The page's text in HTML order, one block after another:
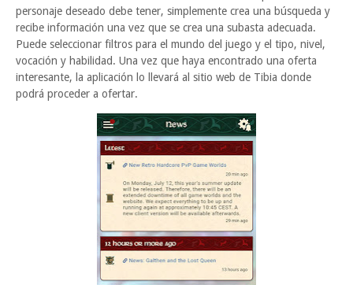
personaje deseado debe tener, simplemente crea una búsqueda y
recibe información una vez que se crea una subasta adecuada.
Puede seleccionar filtros para el mundo del juego y el tipo, nivel,
vocación y habilidad. Una vez que haya encontrado una oferta
interesante, la aplicación lo llevará al sitio web de Tibia donde
podrá proceder a ofertar.